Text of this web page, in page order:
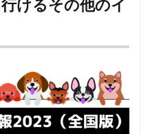
けるその他のイ